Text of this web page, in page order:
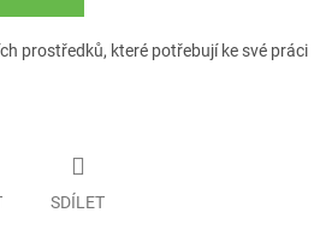
prostředků, které potřebují ke své práci
SDÍLET